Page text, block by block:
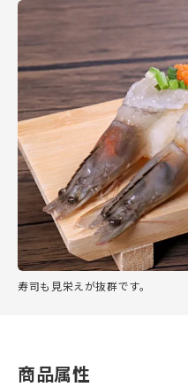
寿司も見栄えが抜群です。
商品属性